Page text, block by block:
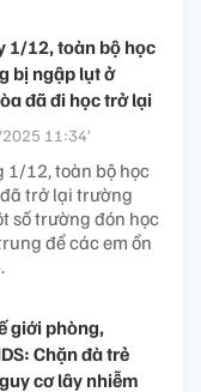
1/12, toàn bộ học
bị ngập lụt ở
đã đi học trở lại
11:34’
1/12, toàn bộ học
trở lại trường
số trường đón học
để các em ổn
giới phòng,
Chặn đà trẻ
cơ lây nhiễm